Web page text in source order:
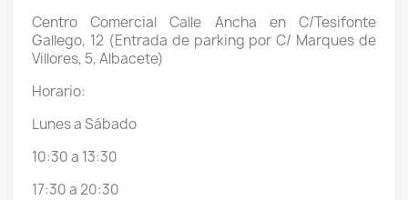
Centro Comercial Calle Ancha en C/Tesifonte
Gallego, 12 (Entrada de parking por C/ Marques de
Villores, 5, Albacete)
Horario:
Lunes a Sábado
10:30 a 13:30
17:30 a 20:30